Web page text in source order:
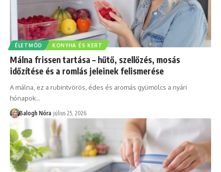
ÉLETMÓD KONYHA ÉS KERT
Málna frissen tartása – hűtő, szellőzés, mosás
időzítése és a romlás jeleinek felismerése
A málna, ez a rubintvörös, édes és aromás gyümölcs a nyári
hónapok…
Balogh Nóra július 25, 2026